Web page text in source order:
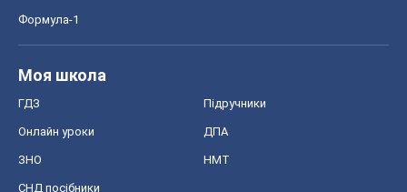
Формула-1
Моя школа
ГДЗ Підручники
Онлайн уроки ДПА
ЗНО НМТ
СНД посібники